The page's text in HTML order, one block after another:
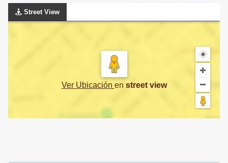
Street View
Ver Ubicación en street view